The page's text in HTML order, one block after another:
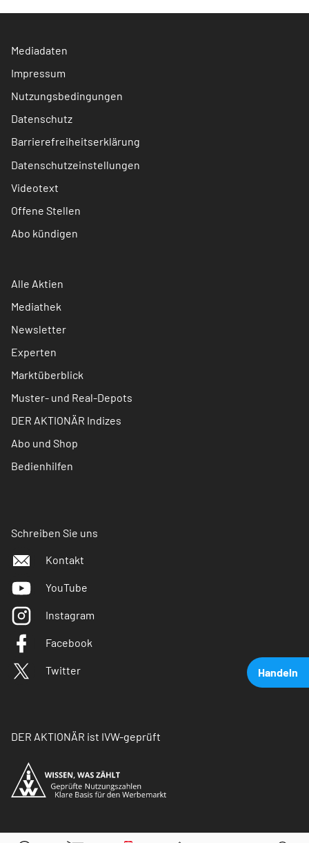
Handeln
Mediadaten
Impressum
Nutzungsbedingungen
Datenschutz
Barrierefreiheitserklärung
Datenschutzeinstellungen
Videotext
Offene Stellen
Abo kündigen
Alle Aktien
Mediathek
Newsletter
Experten
Marktüberblick
Muster- und Real-Depots
DER AKTIONÄR Indizes
Abo und Shop
Bedienhilfen
Schreiben Sie uns
Kontakt
YouTube
Instagram
Facebook
Twitter
DER AKTIONÄR ist IVW-geprüft